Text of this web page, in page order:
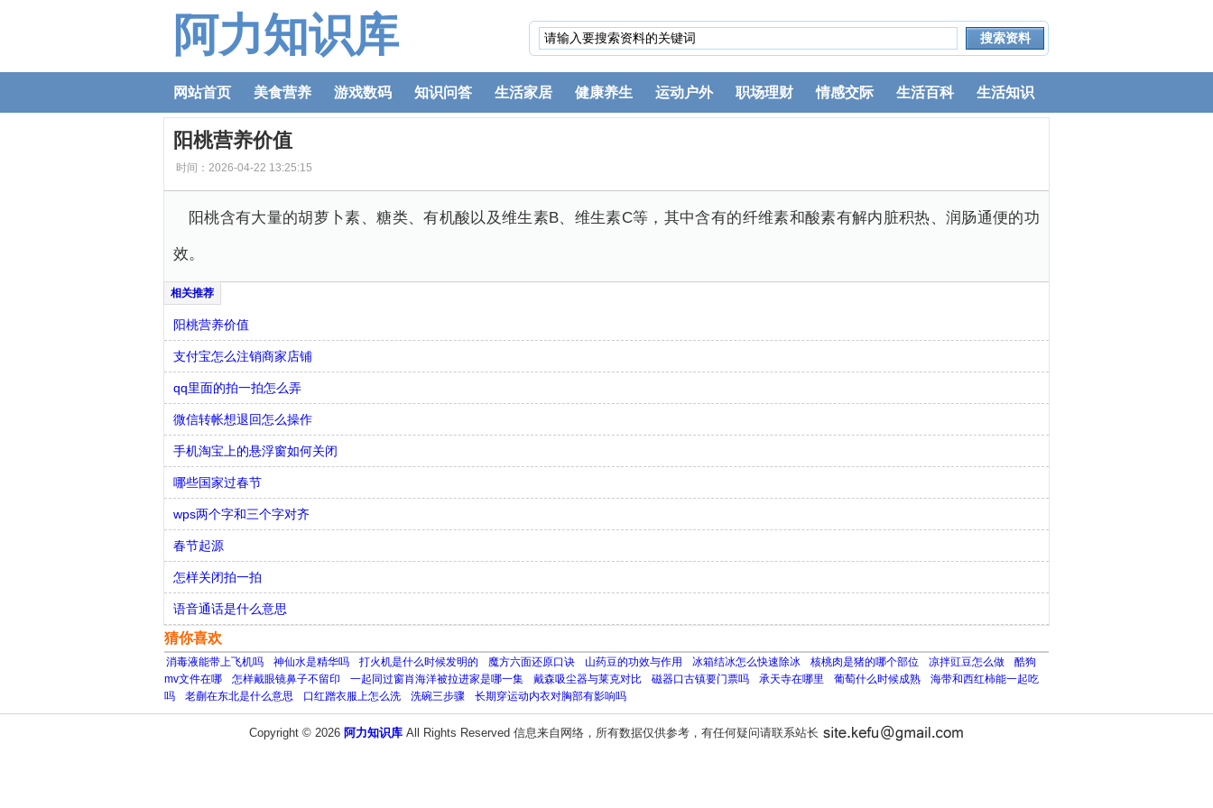
阿力知识库
网站首页 美食营养 游戏数码 知识问答 生活家居 健康养生 运动户外 职场理财 情感交际 生活百科 生活知识
阳桃营养价值
时间：2026-04-22 13:25:15
阳桃含有大量的胡萝卜素、糖类、有机酸以及维生素B、维生素C等，其中含有的纤维素和酸素有解内脏积热、润肠通便的功
效。
阳桃营养价值
支付宝怎么注销商家店铺
qq里面的拍一拍怎么弄
微信转帐想退回怎么操作
手机淘宝上的悬浮窗如何关闭
哪些国家过春节
wps两个字和三个字对齐
春节起源
怎样关闭拍一拍
语音通话是什么意思
猜你喜欢
消毒液能带上飞机吗 神仙水是精华吗 打火机是什么时候发明的 魔方六面还原口诀 山药豆的功效与作用 冰箱结冰怎么快速除冰 核桃肉是猪的哪个部位 凉拌豇豆怎么做
酷狗
mv文件在哪
怎样戴眼镜鼻子不留印 一起同过窗肖海洋被拉进家是哪一集 戴森吸尘器与莱克对比 磁器口古镇要门票吗 承天寺在哪里 葡萄什么时候成熟
海带和西红柿能一起吃
吗
老蒯在东北是什么意思 口红蹭衣服上怎么洗 洗碗三步骤 长期穿运动内衣对胸部有影响吗
Copyright © 2026 阿力知识库All Rights Reserved 信息来自网络，所有数据仅供参考，有任何疑问请联系站长